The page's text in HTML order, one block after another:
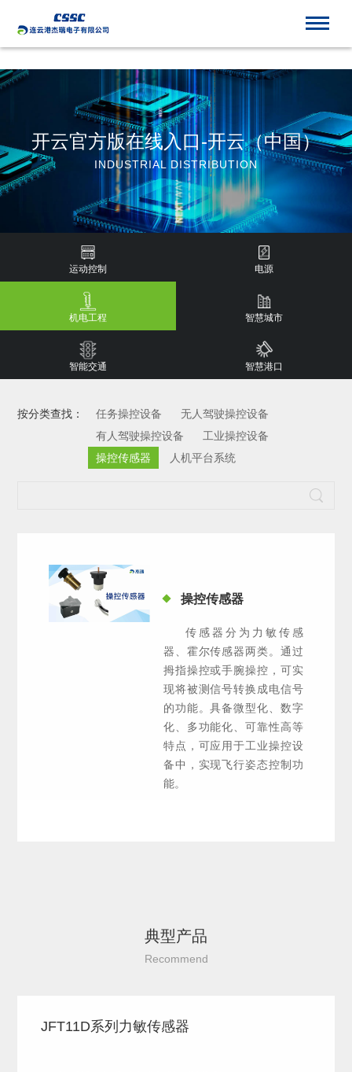
开云官方版在线入口
开云官方版在线入口-开云（中国）
INDUSTRIAL DISTRIBUTION
运动控制 电源
机电工程 智慧城市
智能交通 智慧港口
按分类查找： 任务操控设备
无人驾驶操控设备
有人驾驶操控设备
工业操控设备
操控传感器
人机平台系统
操控传感器
传感器分为力敏传感
器、霍尔传感器两类。通过
拇指操控或手腕操控，可实
现将被测信号转换成电信号
的功能。具备微型化、数字
化、多功能化、可靠性高等
特点，可应用于工业操控设
备中，实现飞行姿态控制功
能。
典型产品
Recommend
JFT11D系列力敏传感器